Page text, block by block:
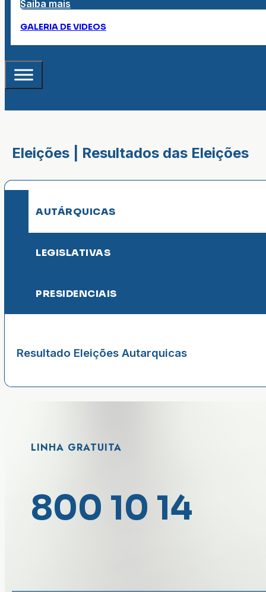
Saiba mais
GALERIA DE VIDEOS
Eleições | Resultados das Eleições
AUTÁRQUICAS
LEGISLATIVAS
PRESIDENCIAIS
Resultado Eleições Autarquicas
LINHA GRATUITA
800 10 14